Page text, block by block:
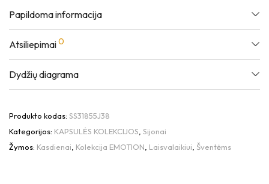
Papildoma informacija
Atsiliepimai0
Dydžių diagrama
Produkto kodas: SS31855J38
Kategorijos: KAPSULĖS KOLEKCIJOS Sijonai
Žymos: Kasdienai Kolekcija EMOTION Laisvalaikiui Šventėms